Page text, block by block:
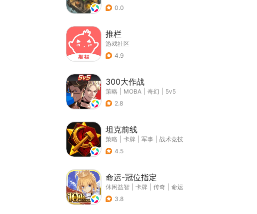
0.0
推栏
游戏社区
4.9
300大作战
策略 MOBA 奇幻
5v5
2.8
坦克前线
策略 卡牌 军事
战术竞技
4.5
命运-冠位指定
休闲益智 卡牌 传奇
命运
3.8